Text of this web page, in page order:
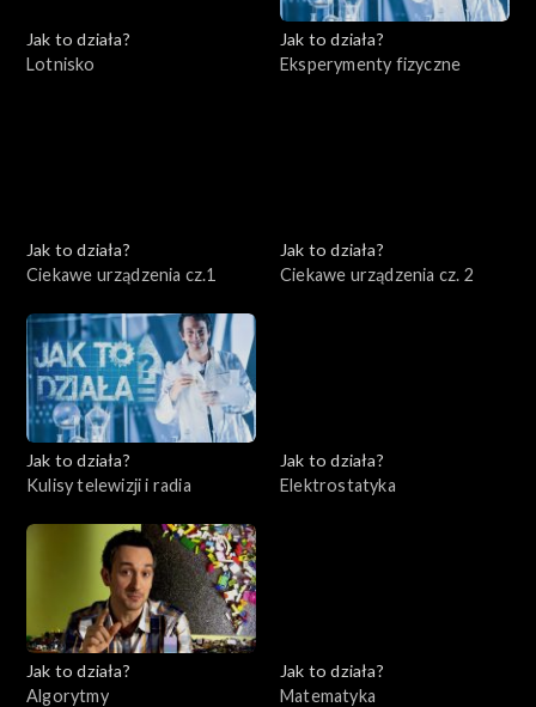
Jak to działa?
Lotnisko
Jak to działa?
Eksperymenty fizyczne
Jak to działa?
Ciekawe urządzenia cz.1
Jak to działa?
Ciekawe urządzenia cz. 2
Jak to działa?
Kulisy telewizji i radia
Jak to działa?
Elektrostatyka
Jak to działa?
Algorytmy
Jak to działa?
Matematyka